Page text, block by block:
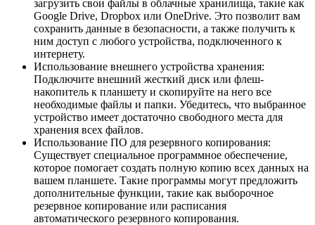
загрузить свои файлы в облачные хранилища, такие как
Google Drive, Dropbox или OneDrive. Это позволит вам
сохранить данные в безопасности, а также получить к
ним доступ с любого устройства, подключенного к
интернету.
Использование внешнего устройства хранения:
Подключите внешний жесткий диск или флеш-
накопитель к планшету и скопируйте на него все
необходимые файлы и папки. Убедитесь, что выбранное
устройство имеет достаточно свободного места для
хранения всех файлов.
Использование ПО для резервного копирования:
Существует специальное программное обеспечение,
которое помогает создать полную копию всех данных на
вашем планшете. Такие программы могут предложить
дополнительные функции, такие как выборочное
резервное копирование или расписания
автоматического резервного копирования.